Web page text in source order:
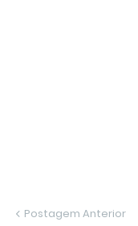
Postagem Anterior